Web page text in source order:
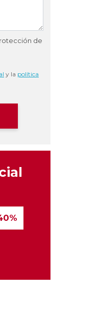
de
y la política